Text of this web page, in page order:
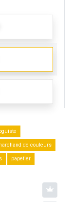
de couleurs
papetier